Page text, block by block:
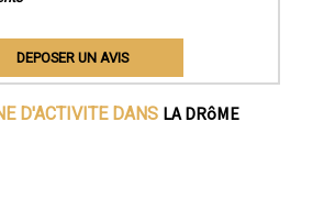
DEPOSER UN AVIS
D'ACTIVITE DANS LA DRôME